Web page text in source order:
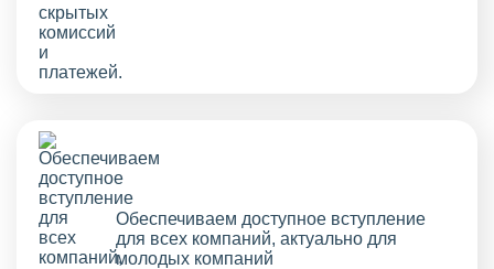
Обеспечиваем доступное вступление
для всех компаний, актуально для
молодых компаний